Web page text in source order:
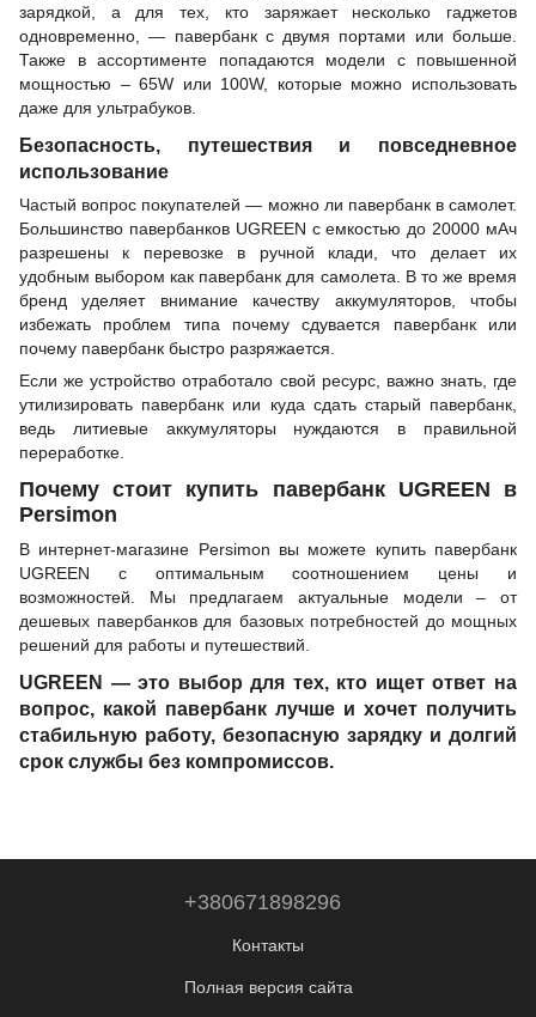
зарядкой, а для тех, кто заряжает несколько гаджетов
одновременно, — павербанк с двумя портами или больше.
Также в ассортименте попадаются модели с повышенной
мощностью – 65W или 100W, которые можно использовать
даже для ультрабуков.
Безопасность, путешествия и повседневное
использование
Частый вопрос покупателей — можно ли павербанк в самолет.
Большинство павербанков UGREEN с емкостью до 20000 мАч
разрешены к перевозке в ручной клади, что делает их
удобным выбором как павербанк для самолета. В то же время
бренд уделяет внимание качеству аккумуляторов, чтобы
избежать проблем типа почему сдувается павербанк или
почему павербанк быстро разряжается.
Если же устройство отработало свой ресурс, важно знать, где
утилизировать павербанк или куда сдать старый павербанк,
ведь литиевые аккумуляторы нуждаются в правильной
переработке.
Почему стоит купить павербанк UGREEN в
Persimon
В интернет-магазине Persimon вы можете купить павербанк
UGREEN с оптимальным соотношением цены и
возможностей. Мы предлагаем актуальные модели – от
дешевых павербанков для базовых потребностей до мощных
решений для работы и путешествий.
UGREEN — это выбор для тех, кто ищет ответ на
вопрос, какой павербанк лучше и хочет получить
стабильную работу, безопасную зарядку и долгий
срок службы без компромиссов.
+380671898296
Контакты
Полная версия сайта